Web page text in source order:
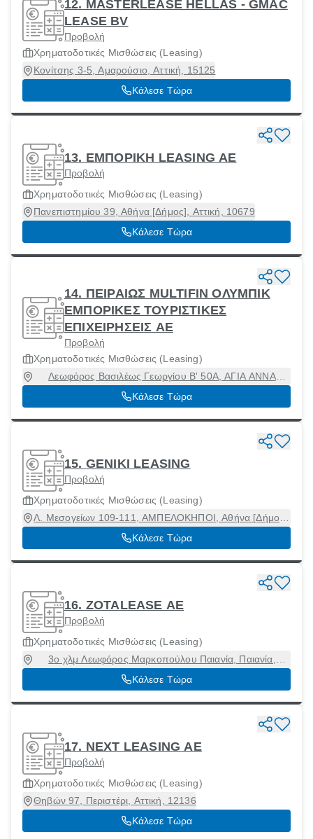
12. MASTERLEASE HELLAS - GMAC
LEASE BV
Προβολή
Χρηματοδοτικές Μισθώσεις (Leasing)
Κονίτσης 3-5, Αμαρούσιο, Αττική, 15125
Κάλεσε Τώρα
13. ΕΜΠΟΡΙΚΗ LEASING ΑΕ
Προβολή
Χρηματοδοτικές Μισθώσεις (Leasing)
Πανεπιστημίου 39, Αθήνα [Δήμος], Αττική, 10679
Κάλεσε Τώρα
14. ΠΕΙΡΑΙΩΣ MULTIFIN ΟΛΥΜΠΙΚ
ΕΜΠΟΡΙΚΕΣ ΤΟΥΡΙΣΤΙΚΕΣ
ΕΠΙΧΕΙΡΗΣΕΙΣ ΑΕ
Προβολή
Χρηματοδοτικές Μισθώσεις (Leasing)
Λεωφόρος Βασιλέως Γεωργίου Β' 50Α, ΑΓΙΑ ΑΝΝΑ
ΧΑΛΑΝΔΡΙΟΥ, Χαλάνδρι, Αττική, 15233
Κάλεσε Τώρα
15. GENIKI LEASING
Προβολή
Χρηματοδοτικές Μισθώσεις (Leasing)
Λ. Μεσογείων 109-111, ΑΜΠΕΛΟΚΗΠΟΙ, Αθήνα [Δήμος],
Αττική, 11526
Κάλεσε Τώρα
16. ZOTALEASE ΑΕ
Προβολή
Χρηματοδοτικές Μισθώσεις (Leasing)
3ο χλμ Λεωφόρος Μαρκοπούλου Παιανία, Παιανία,
Αττική, 19002
Κάλεσε Τώρα
17. NEXT LEASING ΑΕ
Προβολή
Χρηματοδοτικές Μισθώσεις (Leasing)
Θηβών 97, Περιστέρι, Αττική, 12136
Κάλεσε Τώρα